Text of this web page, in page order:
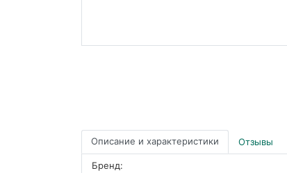
Описание и характеристики Отзывы
Бренд: